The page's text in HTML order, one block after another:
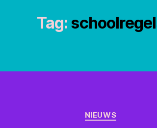
Tag:
Categorieën
NIEUWS